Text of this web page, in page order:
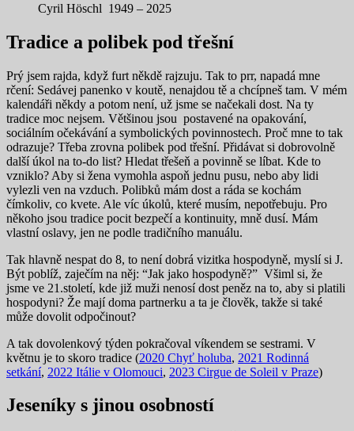
Cyril Höschl 1949 – 2025
Tradice a polibek pod třešní
Prý jsem rajda, když furt někdě rajzuju. Tak to prr, napadá mne
rčení: Sedávej panenko v koutě, nenajdou tě a chcípneš tam. V mém
kalendáři někdy a potom není, už jsme se načekali dost. Na ty
tradice moc nejsem. Většinou jsou postavené na opakování,
sociálním očekávání a symbolických povinnostech. Proč mne to tak
odrazuje? Třeba zrovna polibek pod třešní. Přidávat si dobrovolně
další úkol na to-do list? Hledat třešeň a povinně se líbat. Kde to
vzniklo? Aby si žena vymohla aspoň jednu pusu, nebo aby lidi
vylezli ven na vzduch. Polibků mám dost a ráda se kochám
čímkoliv, co kvete. Ale víc úkolů, které musím, nepotřebuju. Pro
někoho jsou tradice pocit bezpečí a kontinuity, mně dusí. Mám
vlastní oslavy, jen ne podle tradičního manuálu.
Tak hlavně nespat do 8, to není dobrá vizitka hospodyně, myslí si J.
Být poblíž, zaječím na něj: “Jak jako hospodyně?” Všiml si, že
jsme ve 21.století, kde již muži nenosí dost peněz na to, aby si platili
hospodyni? Že mají doma partnerku a ta je člověk, takže si také
může dovolit odpočinout?
A tak dovolenkový týden pokračoval víkendem se sestrami. V
květnu je to skoro tradice (2020 Chyť holuba, 2021 Rodinná
setkání, 2022 Itálie v Olomouci, 2023 Cirgue de Soleil v Praze)
Jeseníky s jinou osobností